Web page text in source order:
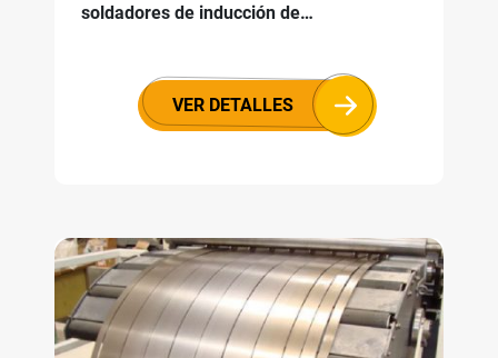
soldadores de inducción de…
VER DETALLES